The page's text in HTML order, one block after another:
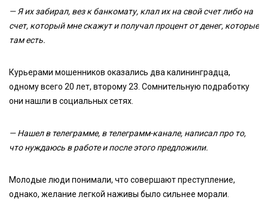
— Я их забирал, вез к банкомату, клал их на свой счет либо на
счет, который мне скажут и получал процент от денег, которые
там есть.
Курьерами мошенников оказались два калининградца,
одному всего 20 лет, второму 23. Сомнительную подработку
они нашли в социальных сетях.
— Нашел в телеграмме, в телеграмм-канале, написал про то,
что нуждаюсь в работе и после этого предложили.
Молодые люди понимали, что совершают преступление,
однако, желание легкой наживы было сильнее морали.